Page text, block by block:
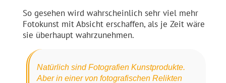
So gesehen wird wahrscheinlich sehr viel mehr
Fotokunst mit Absicht erschaffen, als je Zeit wäre
sie überhaupt wahrzunehmen.
Natürlich sind Fotografien Kunstprodukte.
Aber in einer von fotografischen Relikten